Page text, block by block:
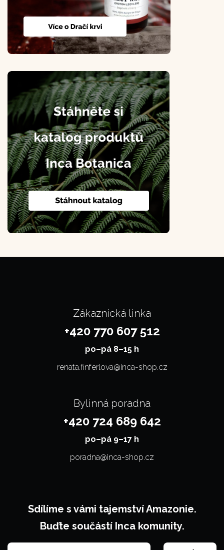
Zákaznická linka
+420 770 607 512
po–⁠⁠⁠⁠⁠⁠pá 8–15 h
renata.finferlova@inca-shop.cz
Bylinná poradna
+420 724 689 642
po–⁠⁠⁠⁠⁠⁠pá 9–17 h
poradna@inca-shop.cz
Sdílíme s vámi tajemství Amazonie.
Buďte součástí Inca komunity.